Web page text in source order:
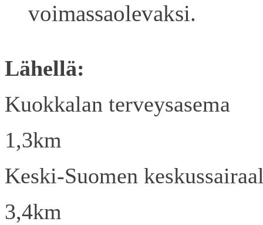
voimassaolevaksi.
Lähellä:
Kuokkalan terveysasema
1,3km
Keski-Suomen
3,4km